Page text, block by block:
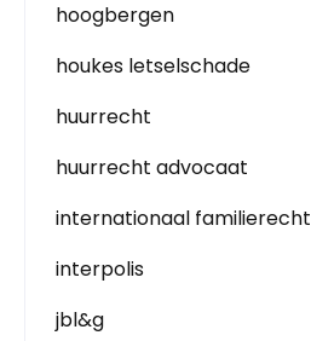
hoogbergen
houkes letselschade
huurrecht
huurrecht advocaat
internationaal familierecht
interpolis
jbl&g